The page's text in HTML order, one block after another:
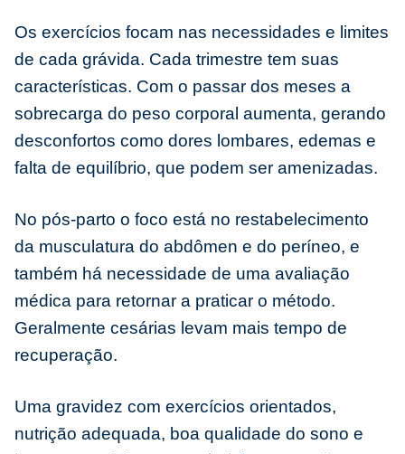
Os exercícios focam nas necessidades e limites
de cada grávida. Cada trimestre tem suas
características. Com o passar dos meses a
sobrecarga do peso corporal aumenta, gerando
desconfortos como dores lombares, edemas e
falta de equilíbrio, que podem ser amenizadas.
No pós-parto o foco está no restabelecimento
da musculatura do abdômen e do períneo, e
também há necessidade de uma avaliação
médica para retornar a praticar o método.
Geralmente cesárias levam mais tempo de
recuperação.
Uma gravidez com exercícios orientados,
nutrição adequada, boa qualidade do sono e